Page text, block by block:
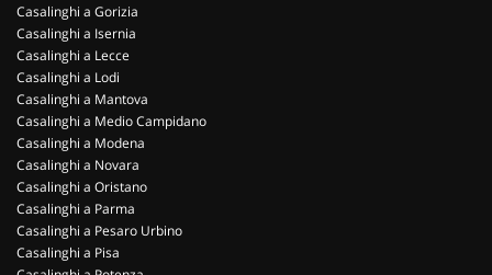
Casalinghi a Gorizia
Casalinghi a Isernia
Casalinghi a Lecce
Casalinghi a Lodi
Casalinghi a Mantova
Casalinghi a Medio Campidano
Casalinghi a Modena
Casalinghi a Novara
Casalinghi a Oristano
Casalinghi a Parma
Casalinghi a Pesaro Urbino
Casalinghi a Pisa